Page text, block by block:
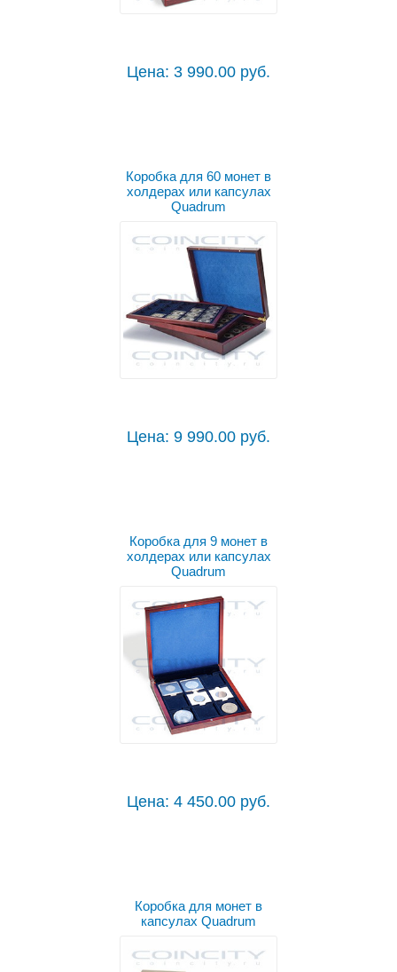
Цена: 3 990.00 руб.
Коробка для 60 монет в
холдерах или капсулах
Quadrum
Цена: 9 990.00 руб.
Коробка для 9 монет в
холдерах или капсулах
Quadrum
Цена: 4 450.00 руб.
Коробка для монет в
капсулах Quadrum